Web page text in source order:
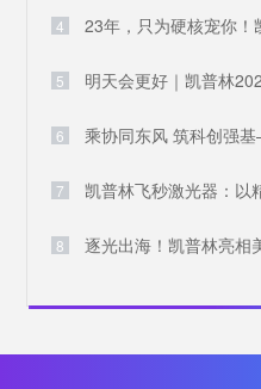
4
5 明天会更好｜凯普林
6
7 凯普林飞秒激光器：以
8